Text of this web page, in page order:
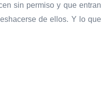
sin permiso y que entran
de ellos. Y lo que